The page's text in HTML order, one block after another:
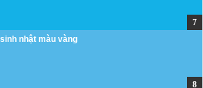
nhật màu vàng